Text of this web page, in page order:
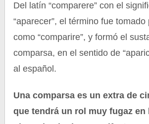
Del latín “comparere” con el
“aparecer”, el término fue
como “comparire”, y formó el
comparsa, en el sentido de
al español.
Una comparsa es un extra de
que tendrá un rol muy fugaz en